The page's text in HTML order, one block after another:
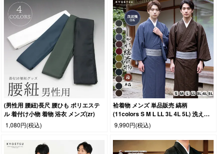
(男性用 腰紐)長尺 腰ひも ポリエステ
ル 着付け小物 着物 浴衣 メンズ(zr)
1,080円(税込)
袷着物 メンズ 単品販売 縞柄
(11colors S M L LL 3L 4L 5L) 洗える
着物 洗える 着物 メンズ 男 男性 和服
和装 きもの kimono 大きいサイズ 袷
紬 黒 墨 紺 紅 赤 緑 茶 鉄紺 紫鼠 濃紺
焦茶
9,990円(税込)